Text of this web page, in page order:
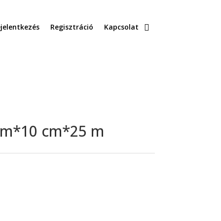
Regisztráció Kapcsolat
cm*25 m